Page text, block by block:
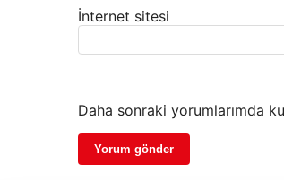
İnternet sitesi
Daha sonraki yorumlarımda